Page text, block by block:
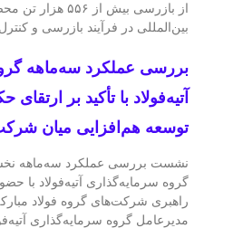
از بازرسی بیش از
بین‌المللی در فرآیند بازرسی و
بررسی عملکرد سه‌ماهه
آتیه‌فولاد با تأکید بر
توسعه هم‌افزایی میان
نشست بررسی عملکرد سه‌ماهه
گروه سرمایه‌گذاری آتیه‌فولاد با
راهبری شرکت‌های گروه فولاد
مدیرعامل گروه سرمایه‌گذاری